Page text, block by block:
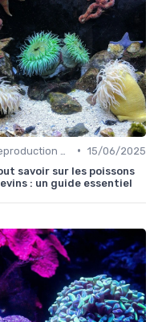
• 15/06/2025
savoir sur les poissons
: un guide essentiel